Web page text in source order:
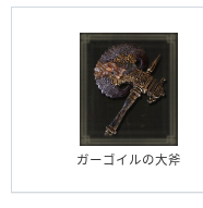
ガーゴイルの大斧